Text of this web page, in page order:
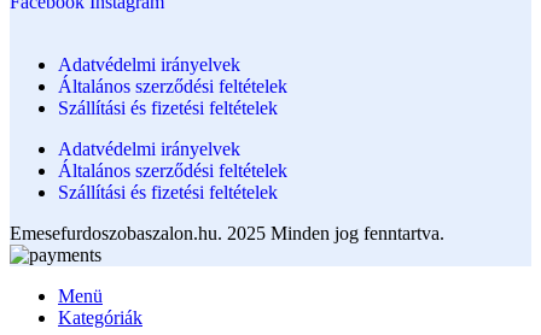
Adatvédelmi irányelvek
Általános szerződési feltételek
Szállítási és fizetési feltételek
Adatvédelmi irányelvek
Általános szerződési feltételek
Szállítási és fizetési feltételek
Emesefurdoszobaszalon.hu. 2025 Minden jog fenntartva.
Menü
Kategóriák